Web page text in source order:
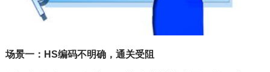
场景一：HS编码不明确，通关受阻